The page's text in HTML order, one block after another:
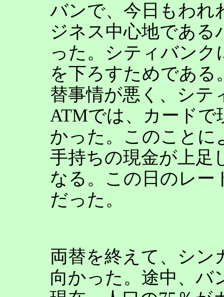
バンで、今日もわれ
ジネス中心地である
った。シティバン
を下ろすためである
替事情が悪く、シテ
ATMでは、カード
かった。このことに
手持ちの現金が上足
なる。この日のレー
だった。
両替を終えて、シン
向かった。途中、バ